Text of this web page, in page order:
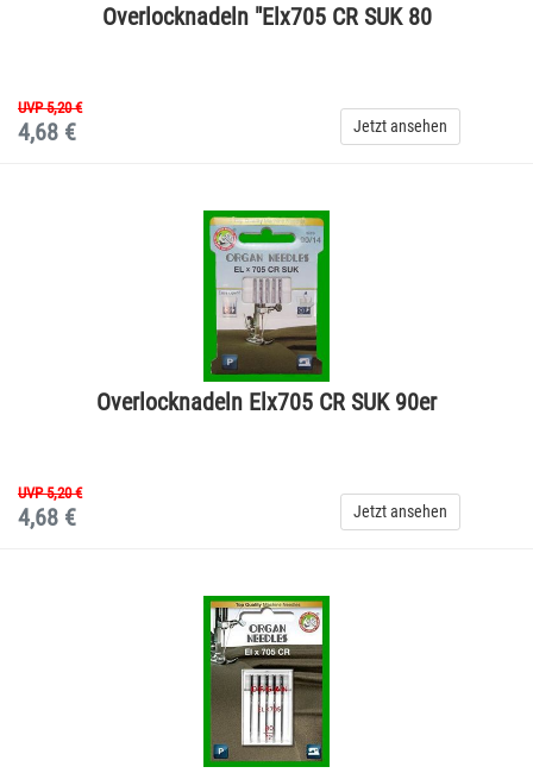
Overlocknadeln "Elx705 CR SUK 80
UVP 5,20 €
4,68 € Jetzt ansehen
Overlocknadeln Elx705 CR SUK 90er
UVP 5,20 €
4,68 € Jetzt ansehen